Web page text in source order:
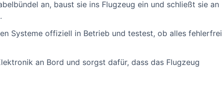
an, baust sie ins Flugzeug ein und schließt sie an
Systeme offiziell in Betrieb und testest, ob alles fehlerfrei
an Bord und sorgst dafür, dass das Flugzeug